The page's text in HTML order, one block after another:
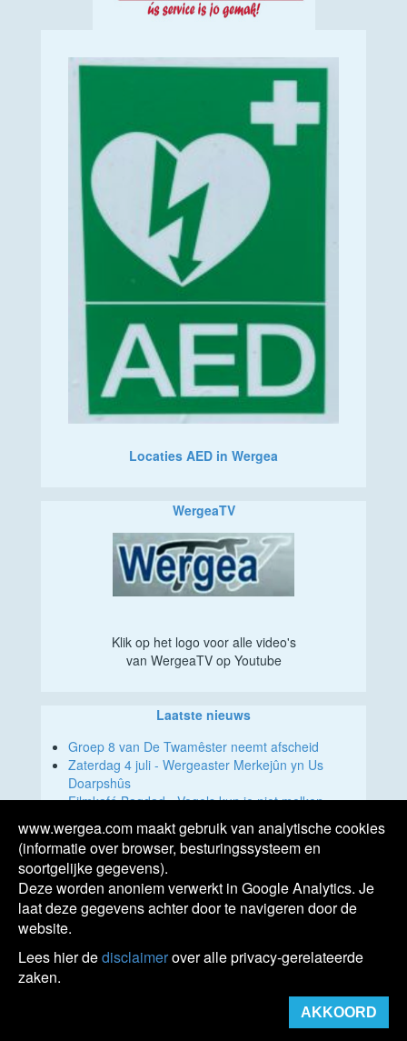
Locaties AED in Wergea
WergeaTV
Klik op het logo voor alle video's
van WergeaTV op Youtube
Laatste nieuws
Groep 8 van De Twamêster neemt afscheid
Zaterdag 4 juli - Wergeaster Merkejûn yn Us
Doarpshûs
Filmkafé Bagdad - Vogels kun je niet melken
Voorkeursroute voor de nieuwe 380kV-
hoogspanningsverbinding Vierverlaten-Ens
bekend
Zondag 31 mei DH Muzyk | Kafee: Milk & Alcohol
Agenda
www.wergea.com maakt gebruik van analytische cookies
(informatie over browser, besturingssysteem en
soortgelijke gegevens).
Deze worden anoniem verwerkt in Google Analytics. Je
laat deze gegevens achter door te navigeren door de
website.
Lees hier dedisclaimerover alle privacy-gerelateerde
zaken.